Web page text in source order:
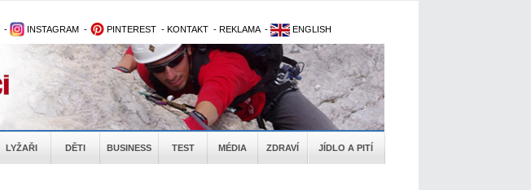
- INSTAGRAM - PINTEREST - KONTAKT - REKLAMA - ENGLISH
LYŽAŘI DĚTI BUSINESS TEST MÉDIA ZDRAVÍ JÍDLO A PITÍ